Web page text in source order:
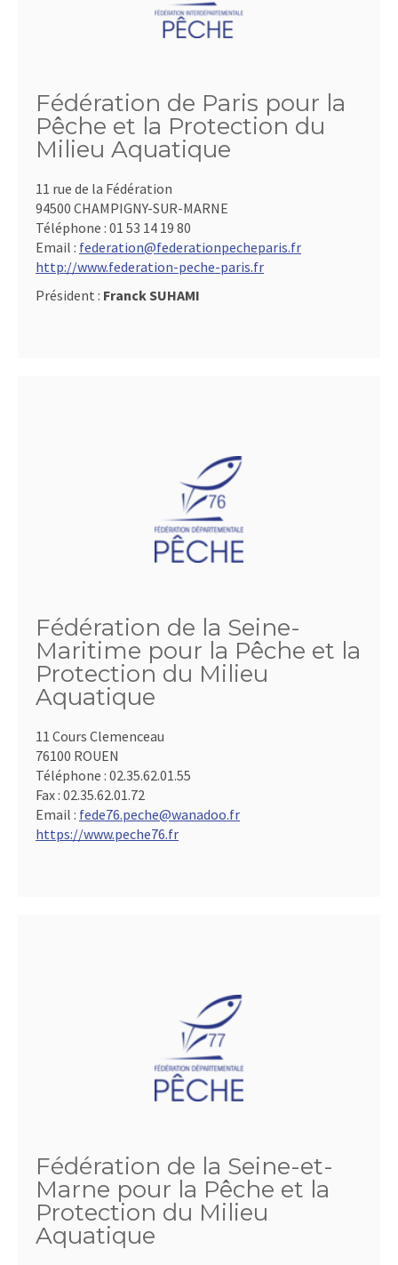
Fédération de Paris pour la
Pêche et la Protection du
Milieu Aquatique
11 rue de la Fédération
94500 CHAMPIGNY-SUR-MARNE
Téléphone : 01 53 14 19 80
Email : federation@federationpecheparis.fr
http://www.federation-peche-paris.fr
Président : Franck SUHAMI
Fédération de la Seine-
Maritime pour la Pêche et la
Protection du Milieu
Aquatique
11 Cours Clemenceau
76100 ROUEN
Téléphone : 02.35.62.01.55
Fax : 02.35.62.01.72
Email : fede76.peche@wanadoo.fr
https://www.peche76.fr
Fédération de la Seine-et-
Marne pour la Pêche et la
Protection du Milieu
Aquatique